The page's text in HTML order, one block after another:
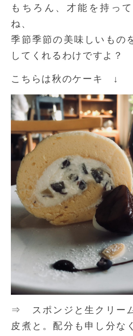
もちろん、才能を持っ
ね、
季節季節の美味しいもの
してくれるわけですよ？
こちらは秋のケーキ ↓
⇒ スポンジと生クリー
皮煮と。配分も申し分な